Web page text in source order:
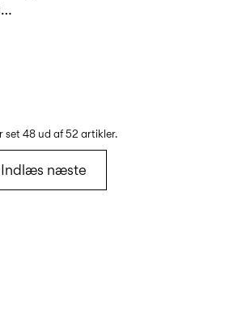
S
LIM FIT TOP MED LANGE ÆRMER
set 48 ud af 52 artikler.
Indlæs næste